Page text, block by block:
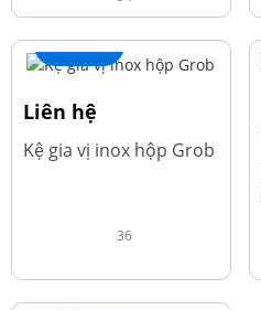
+ Thêm
Liên hệ
Kệ gia vị inox hộp Grob
36